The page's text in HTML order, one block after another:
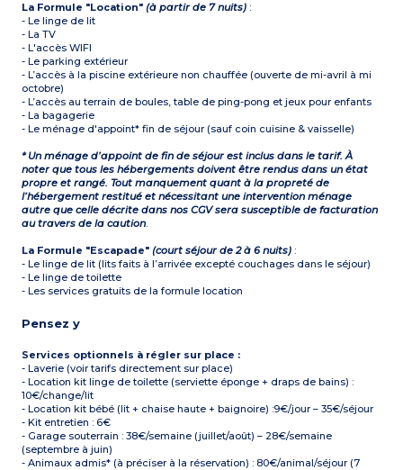
La Formule "Location"(à partir de 7 nuits) :
- Le linge de lit
- La TV
- L'accès WIFI
- Le parking extérieur
- L’accès à la piscine extérieure non chauffée (ouverte de mi-avril à mi
octobre)
- L’accès au terrain de boules, table de ping-pong et jeux pour enfants
- La bagagerie
- Le ménage d'appoint* fin de séjour (sauf coin cuisine & vaisselle)
* Un ménage d’appoint de fin de séjour est inclus dans le tarif. À
noter que tous les hébergements doivent être rendus dans un état
propre et rangé. Tout manquement quant à la propreté de
l’hébergement restitué et nécessitant une intervention ménage
autre que celle décrite dans nos CGV sera susceptible de facturation
au travers de la caution.
La Formule "Escapade"(court séjour de 2 à 6 nuits) :
- Le linge de lit (lits faits à l’arrivée excepté couchages dans le séjour)
- Le linge de toilette
- Les services gratuits de la formule location
Pensez y
Services optionnels à régler sur place :
- Laverie (voir tarifs directement sur place)
- Location kit linge de toilette (serviette éponge + draps de bains) :
10€/change/lit
- Location kit bébé (lit + chaise haute + baignoire) :9€/jour – 35€/séjour
- Kit entretien : 6€
- Garage souterrain : 38€/semaine (juillet/août) – 28€/semaine
(septembre à juin)
- Animaux admis* (à préciser à la réservation) : 80€/animal/séjour (7